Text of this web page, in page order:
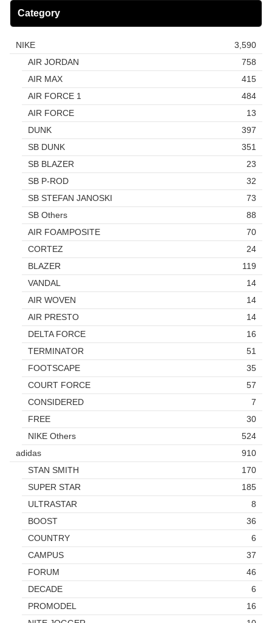
Category
NIKE
3,590
AIR JORDAN
758
AIR MAX
415
AIR FORCE 1
484
AIR FORCE
13
DUNK
397
SB DUNK
351
SB BLAZER
23
SB P-ROD
32
SB STEFAN JANOSKI
73
SB Others
88
AIR FOAMPOSITE
70
CORTEZ
24
BLAZER
119
VANDAL
14
AIR WOVEN
14
AIR PRESTO
14
DELTA FORCE
16
TERMINATOR
51
FOOTSCAPE
35
COURT FORCE
57
CONSIDERED
7
FREE
30
NIKE Others
524
adidas
910
STAN SMITH
170
SUPER STAR
185
ULTRASTAR
8
BOOST
36
COUNTRY
6
CAMPUS
37
FORUM
46
DECADE
6
PROMODEL
16